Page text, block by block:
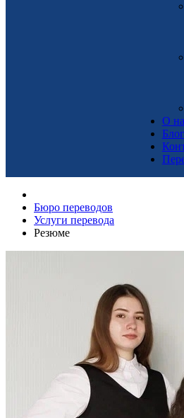
О
Блог
Бюро переводов
Услуги перевода
Резюме